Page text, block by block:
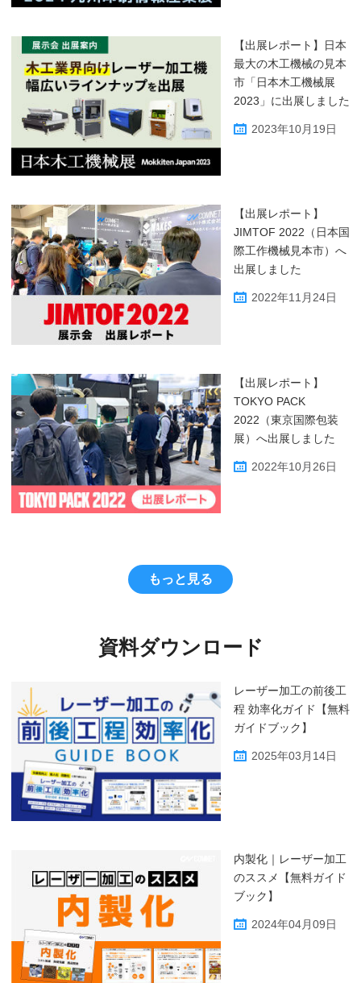
【出展レポート】日本
最大の木工機械の見本
市「日本木工機械展
2023」に出展しました
2023年10月19日
【出展レポート】
JIMTOF 2022（日本国
際工作機械見本市）へ
出展しました
2022年11月24日
【出展レポート】
TOKYO PACK
2022（東京国際包装
展）へ出展しました
2022年10月26日
もっと見る
資料ダウンロード
レーザー加工の前後工
程 効率化ガイド【無料
ガイドブック】
2025年03月14日
内製化｜レーザー加工
のススメ【無料ガイド
ブック】
2024年04月09日